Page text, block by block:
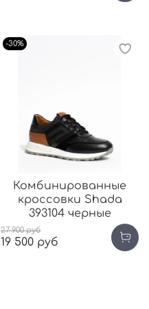
-30%
Комбинированные
кроссовки Shada
393104 черные
27 900 руб
19 500 руб